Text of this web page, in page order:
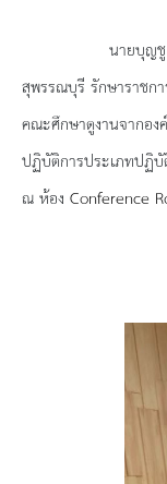
ยุทธศาส
ประวัตินา
รายการ อ
ประกาศ
ประกาศจั
รายงานผู้
นายบุญชู จันทร์สุว
สุพรรณบุรี รักษาราชก
คณะศึกษาดูงานจากอง
ปฏิบัติการประเภทปฏิ
ณห้อง Conference